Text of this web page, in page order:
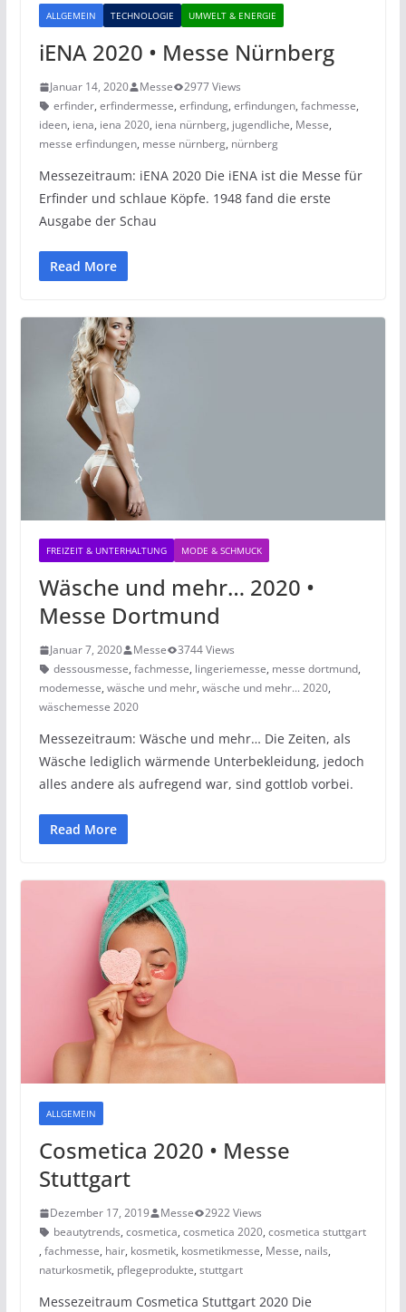
ALLGEMEIN TECHNOLOGIE UMWELT & ENERGIE
iENA 2020 • Messe Nürnberg
Januar 14, 2020 Messe
2977 Views
erfinder, erfindermesse, erfindung, erfindungen, fachmesse,
ideen, iena, iena 2020, iena nürnberg, jugendliche, Messe,
messe erfindungen, messe nürnberg, nürnberg
Messezeitraum: iENA 2020 Die iENA ist die Messe für
Erfinder und schlaue Köpfe. 1948 fand die erste
Ausgabe der Schau
Read More
FREIZEIT & UNTERHALTUNG MODE & SCHMUCK
Wäsche und mehr… 2020 •
Messe Dortmund
Januar 7, 2020 Messe
3744 Views
dessousmesse, fachmesse, lingeriemesse, messe dortmund,
modemesse, wäsche und mehr, wäsche und mehr... 2020,
wäschemesse 2020
Messezeitraum: Wäsche und mehr… Die Zeiten, als
Wäsche lediglich wärmende Unterbekleidung, jedoch
alles andere als aufregend war, sind gottlob vorbei.
Read More
ALLGEMEIN
Cosmetica 2020 • Messe
Stuttgart
Dezember 17, 2019 Messe
2922 Views
beautytrends, cosmetica, cosmetica 2020, cosmetica stuttgart
, fachmesse, hair, kosmetik, kosmetikmesse, Messe, nails,
naturkosmetik, pflegeprodukte, stuttgart
Messezeitraum Cosmetica Stuttgart 2020 Die